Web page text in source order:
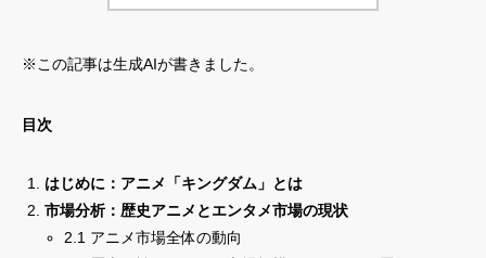
※この記事は生成AIが書きました。
目次
はじめに：アニメ「キングダム」とは
市場分析：歴史アニメとエンタメ市場の現状
2.1 アニメ市場全体の動向
利用規約